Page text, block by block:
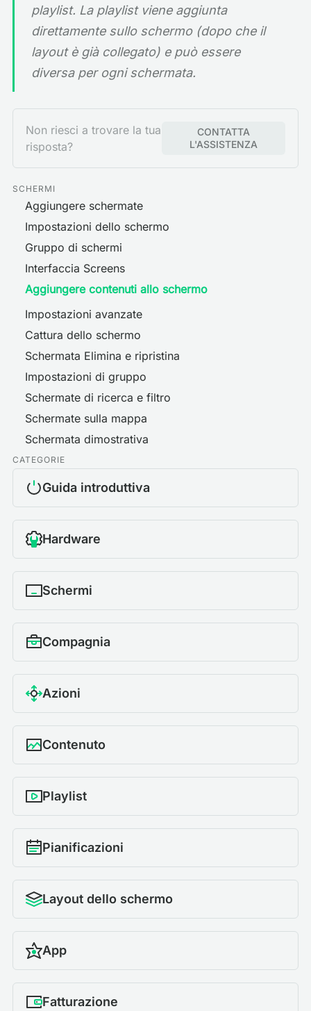
playlist. La playlist viene aggiunta
direttamente sullo schermo (dopo che il
layout è già collegato) e può essere
diversa per ogni schermata.
Non riesci a trovare la tua
risposta?
CONTATTA
L'ASSISTENZA
SCHERMI
Aggiungere schermate
Impostazioni dello schermo
Gruppo di schermi
Interfaccia Screens
Aggiungere contenuti allo schermo
Impostazioni avanzate
Cattura dello schermo
Schermata Elimina e ripristina
Impostazioni di gruppo
Schermate di ricerca e filtro
Schermate sulla mappa
Schermata dimostrativa
CATEGORIE
Guida introduttiva
Hardware
Schermi
Compagnia
Azioni
Contenuto
Playlist
Pianificazioni
Layout dello schermo
App
Fatturazione